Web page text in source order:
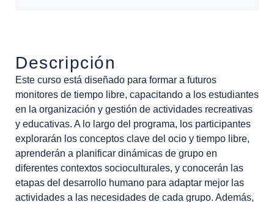
Descripción
Este curso está diseñado para formar a futuros
monitores de tiempo libre, capacitando a los estudiantes
en la organización y gestión de actividades recreativas
y educativas. A lo largo del programa, los participantes
explorarán los conceptos clave del ocio y tiempo libre,
aprenderán a planificar dinámicas de grupo en
diferentes contextos socioculturales, y conocerán las
etapas del desarrollo humano para adaptar mejor las
actividades a las necesidades de cada grupo. Además,